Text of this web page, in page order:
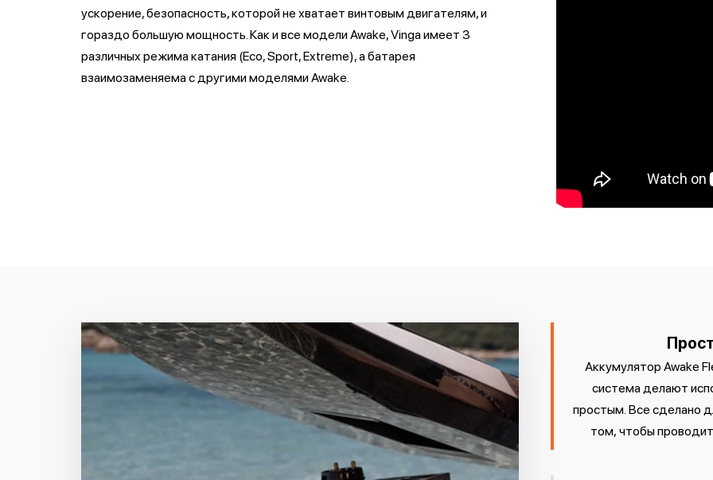
ускорение, безопасность, которой не хватает винтовым двигателям, и
гораздо большую мощность. Как и все модели Awake, Vinga имеет 3
различных режима катания (Eco, Sport, Extreme), а батарея
взаимозаменяема с другими моделями Awake.
Аккумулятор Awake
система делают
простым. Все сделано
том, чтобы